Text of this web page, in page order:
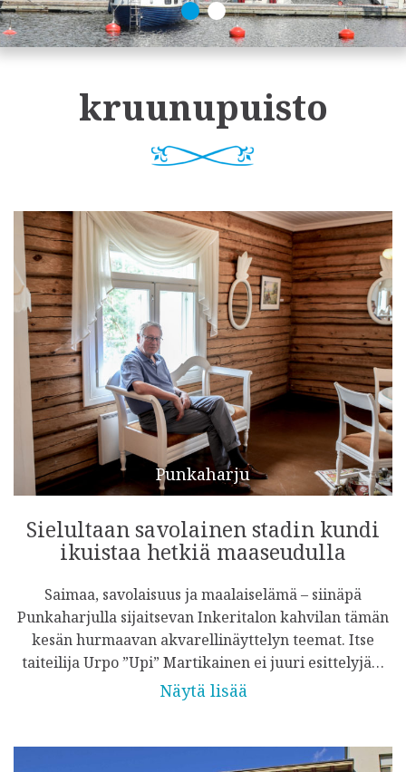
kruunupuisto
Punkaharju
Sielultaan savolainen stadin kundi
ikuistaa hetkiä maaseudulla
Saimaa, savolaisuus ja maalaiselämä – siinäpä
Punkaharjulla sijaitsevan Inkeritalon kahvilan tämän
kesän hurmaavan akvarellinäyttelyn teemat. Itse
taiteilija Urpo ”Upi” Martikainen ei juuri esittelyjä…
Näytä lisää